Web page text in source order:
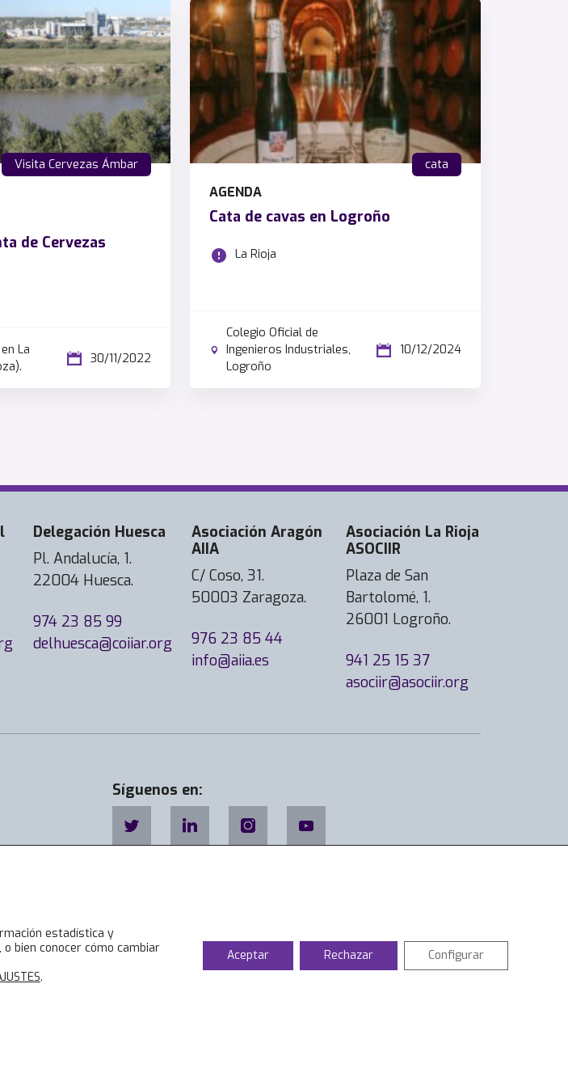
Visita Cervezas Ámbar
de Cervezas
La
30/11/2022
cata
AGENDA
Cata de cavas en Logroño
La Rioja
Colegio Oficial de
Ingenieros Industriales,
Logroño
10/12/2024
Delegación Huesca
Pl. Andalucía, 1.
22004 Huesca.
974 23 85 99
delhuesca@coiiar.org
Asociación Aragón
AIIA
C/ Coso, 31.
50003 Zaragoza.
976 23 85 44
info@aiia.es
Asociación La Rioja
ASOCIIR
Plaza de San
Bartolomé, 1.
26001 Logroño.
941 25 15 37
asociir@asociir.org
Síguenos en:
estadística y
bien conocer cómo cambiar
.
Aceptar Rechazar Configurar